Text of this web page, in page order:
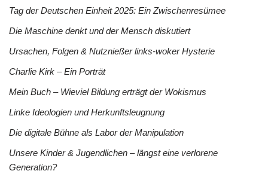
Tag der Deutschen Einheit 2025: Ein Zwischenresümee
Die Maschine denkt und der Mensch diskutiert
Ursachen, Folgen & Nutznießer links-woker Hysterie
Charlie Kirk – Ein Porträt
Mein Buch – Wieviel Bildung erträgt der Wokismus
Linke Ideologien und Herkunftsleugnung
Die digitale Bühne als Labor der Manipulation
Unsere Kinder & Jugendlichen – längst eine verlorene
Generation?